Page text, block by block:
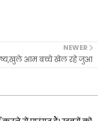
NEWER
आम बच्चे खेल रहे जुआ